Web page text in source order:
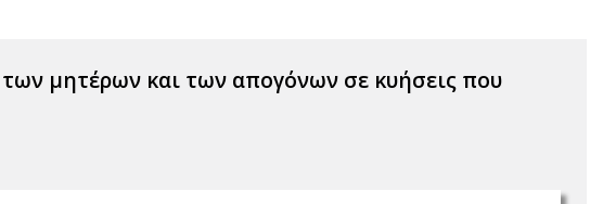
μητέρων και των απογόνων σε κυήσεις που